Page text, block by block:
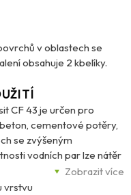
v oblastech se
obsahuje 2 kbelíky.
Zobrazit více
CF 43 je určen pro
cementové potěry,
se zvýšeným
vodních par lze nátěr
vlhkosti, např. v
6% CM. CF 43
vrstvu